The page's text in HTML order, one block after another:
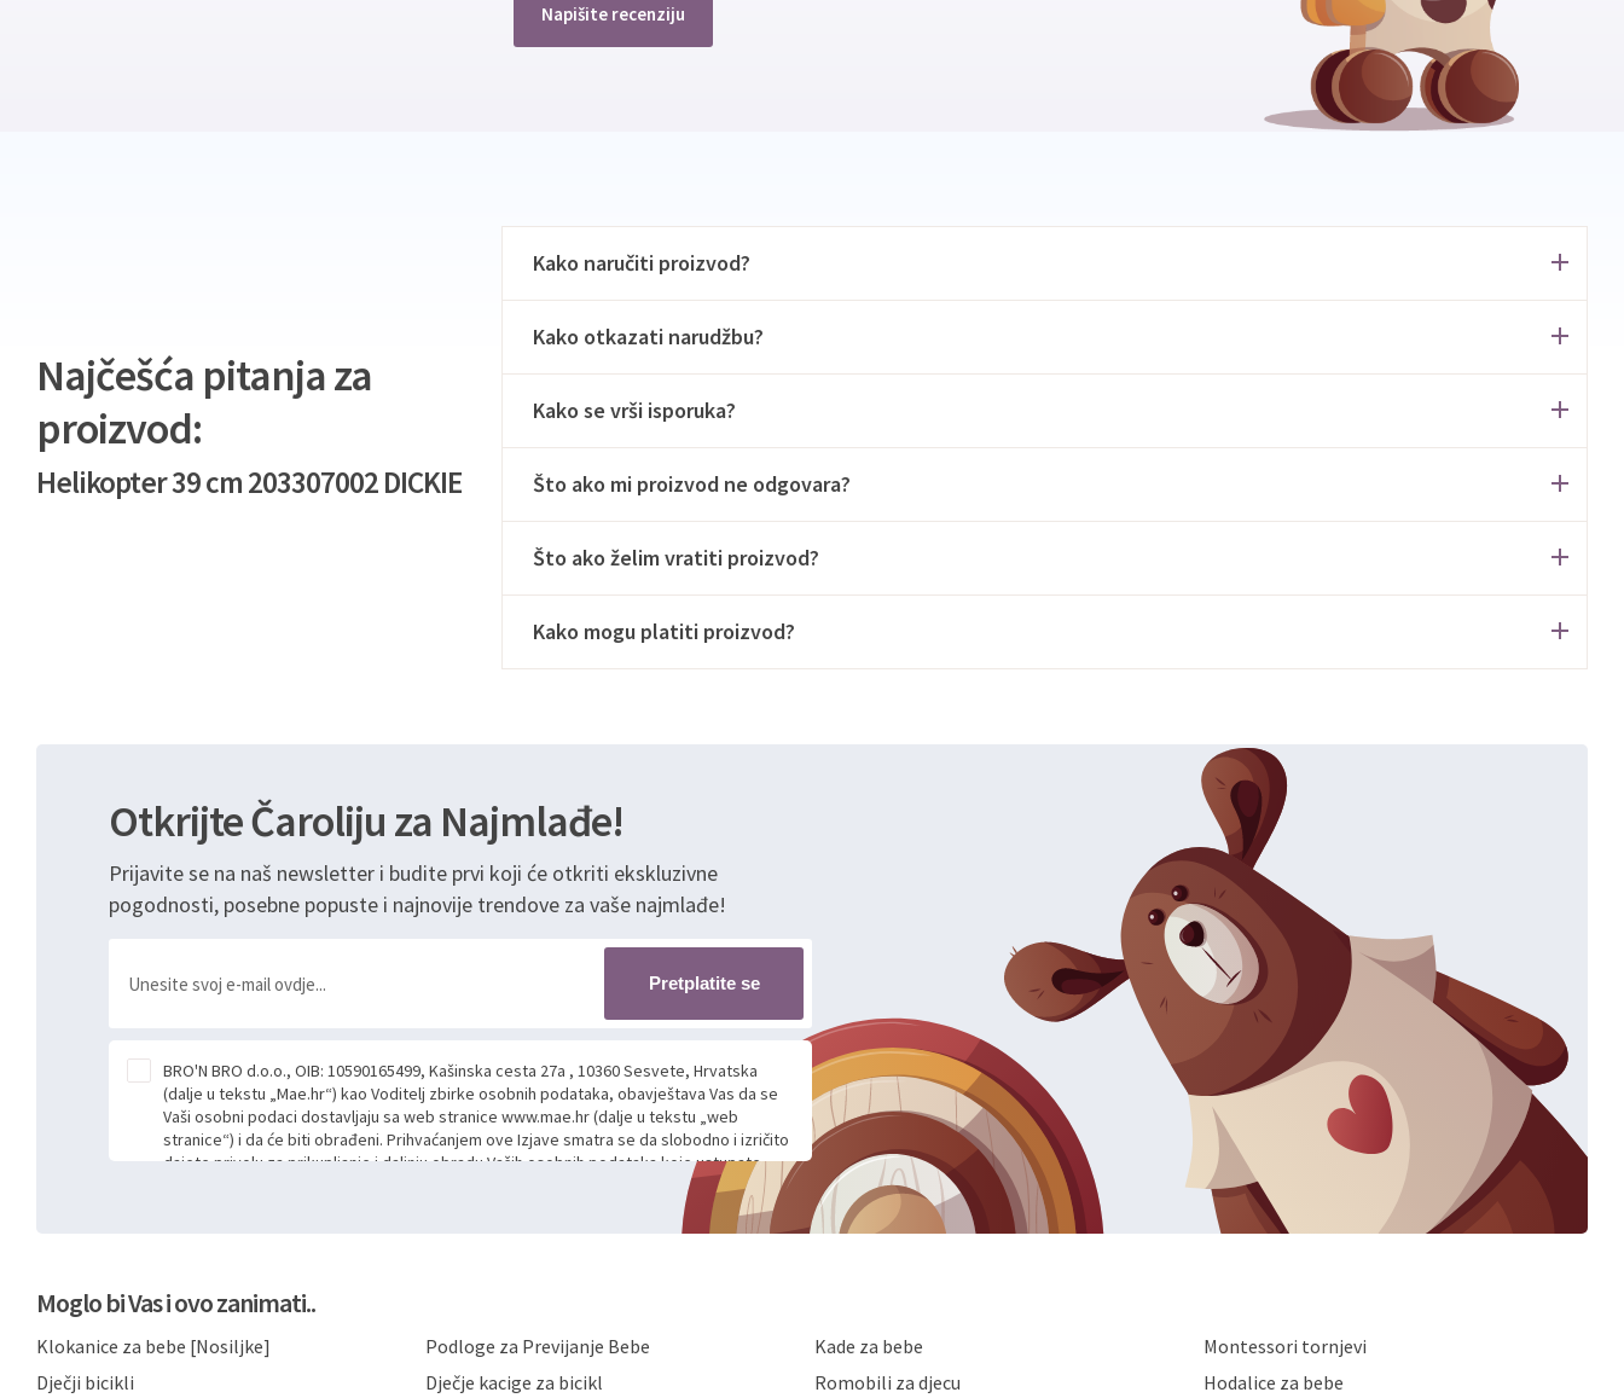
Napišite recenziju
Najčešća pitanja za
proizvod:
Helikopter 39 cm 203307002 DICKIE
Kako naručiti proizvod?
Kako otkazati narudžbu?
Kako se vrši isporuka?
Što ako mi proizvod ne odgovara?
Što ako želim vratiti proizvod?
Kako mogu platiti proizvod?
Otkrijte Čaroliju za Najmlađe!
Prijavite se na naš newsletter i budite prvi koji će otkriti ekskluzivne
pogodnosti, posebne popuste i najnovije trendove za vaše najmlađe!
Pretplatite se
BRO'N BRO d.o.o., OIB: 10590165499, Kašinska cesta 27a , 10360 Sesvete, Hrvatska
(dalje u tekstu „Mae.hr“) kao Voditelj zbirke osobnih podataka, obavještava Vas da se
Vaši osobni podaci dostavljaju sa web stranice www.mae.hr (dalje u tekstu „web
stranice“) i da će biti obrađeni. Prihvaćanjem ove Izjave smatra se da slobodno i izričito
dajete privolu za prikupljanje i daljnju obradu Vaših osobnih podataka koje ustupate
Mae.hr putem ovih web stranica u svrhu odgovora i daljnje komunikacije na Vaš upit
poslan kroz kontakt obrazac. Radi se o dobrovoljnom davanju podataka te ovu Izjavu
niste dužni prihvatiti odnosno niste dužni unositi svoje osobne podatke u jednu od
možete pročitati ovdje, sukladno Politici privatnosti i kolačića koju možete pročitati
primjenu odgovarajućih tehničkih i sigurnosnih mjera zaštite osobnih podataka od
privatnost svojih korisnika i posjetitelja web stranica, čuva povjerljivost Vaših osobnih
Moglo bi Vas i ovo zanimati..
Klokanice za bebe [Nosiljke] Podloge za Previjanje Bebe Kade za bebe
Montessori tornjevi
Dječji bicikli
Dječje kacige za bicikl Romobili za djecu Hodalice za bebe